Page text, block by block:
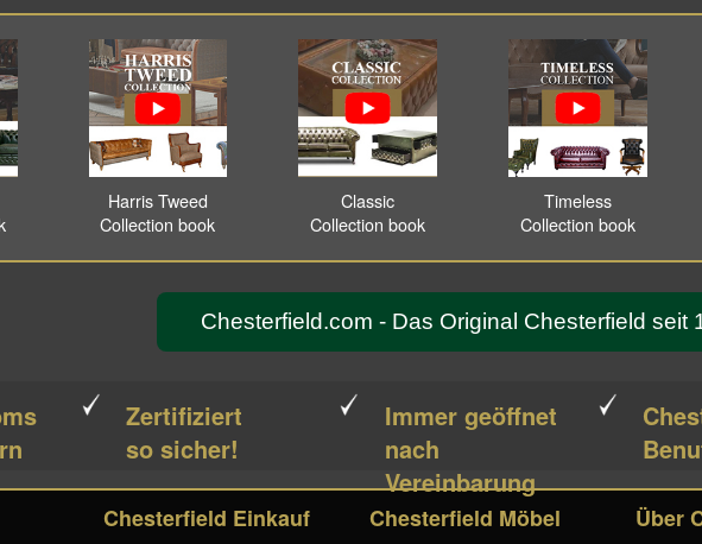
Harris Tweed
Collection book
Classic
Collection book
Timeless
Collection book
Chesterfield.com - Das Original Chesterfield seit
Zertifiziert
so sicher!
Immer geöffnet
nach
Vereinbarung
Chesterfield Einkauf Chesterfield Möbel Über